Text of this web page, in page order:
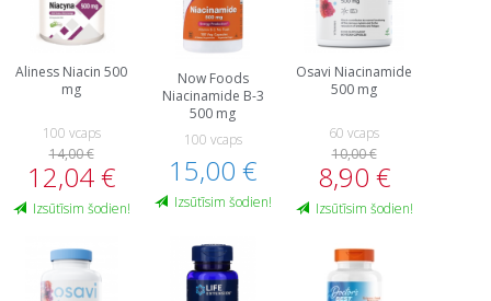
Aliness Niacin 500
mg
100 vcaps
14,00 €
12,04 €
Izsūtīsim šodien!
Now Foods
Niacinamide B-3
500 mg
100 vcaps
15,00 €
Izsūtīsim šodien!
Osavi Niacinamide
500 mg
60 vcaps
10,00 €
8,90 €
Izsūtīsim šodien!